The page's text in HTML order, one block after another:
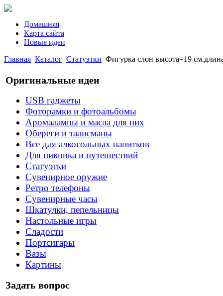
Домашняя
Карта сайта
Новые идеи
Главная Каталог Статуэтки Фигурка слон высота=19
Оригинальные идеи
USB гаджеты
Фоторамки и фотоальбомы
Аромалампы и масла для них
Обереги и талисманы
Все для алкогольных напитков
Для пикника и путешествий
Статуэтки
Сувенирное оружие
Ретро телефоны
Сувенирные часы
Шкатулки, пепельницы
Настольные игры
Сладости
Портсигары
Вазы
Картины
Задать вопрос